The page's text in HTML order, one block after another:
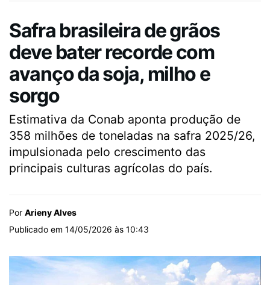
Safra brasileira de grãos
deve bater recorde com
avanço da soja, milho e
sorgo
Estimativa da Conab aponta produção de
358 milhões de toneladas na safra 2025/26,
impulsionada pelo crescimento das
principais culturas agrícolas do país.
Por Arieny Alves
Publicado em 14/05/2026 às 10:43